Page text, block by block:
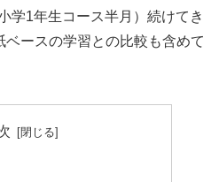
学1年生コース半月）続けてき
ースの学習との比較も含めて